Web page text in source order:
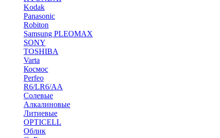
Kodak
Panasonic
Robiton
Samsung PLEOMAX
SONY
TOSHIBA
Varta
Космос
Perfeo
R6/LR6/AA
Солевые
Алкалиновые
Литиевые
OPTICELL
Облик